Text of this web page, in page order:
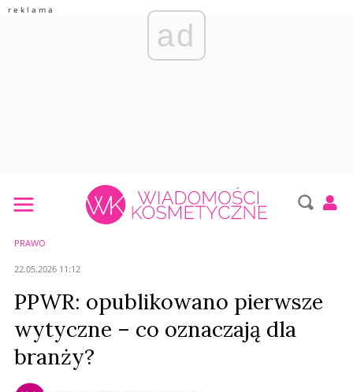
ad
PRAWO
22.05.2026 11:12
PPWR: opublikowano pierwsze
wytyczne – co oznaczają dla
branży?